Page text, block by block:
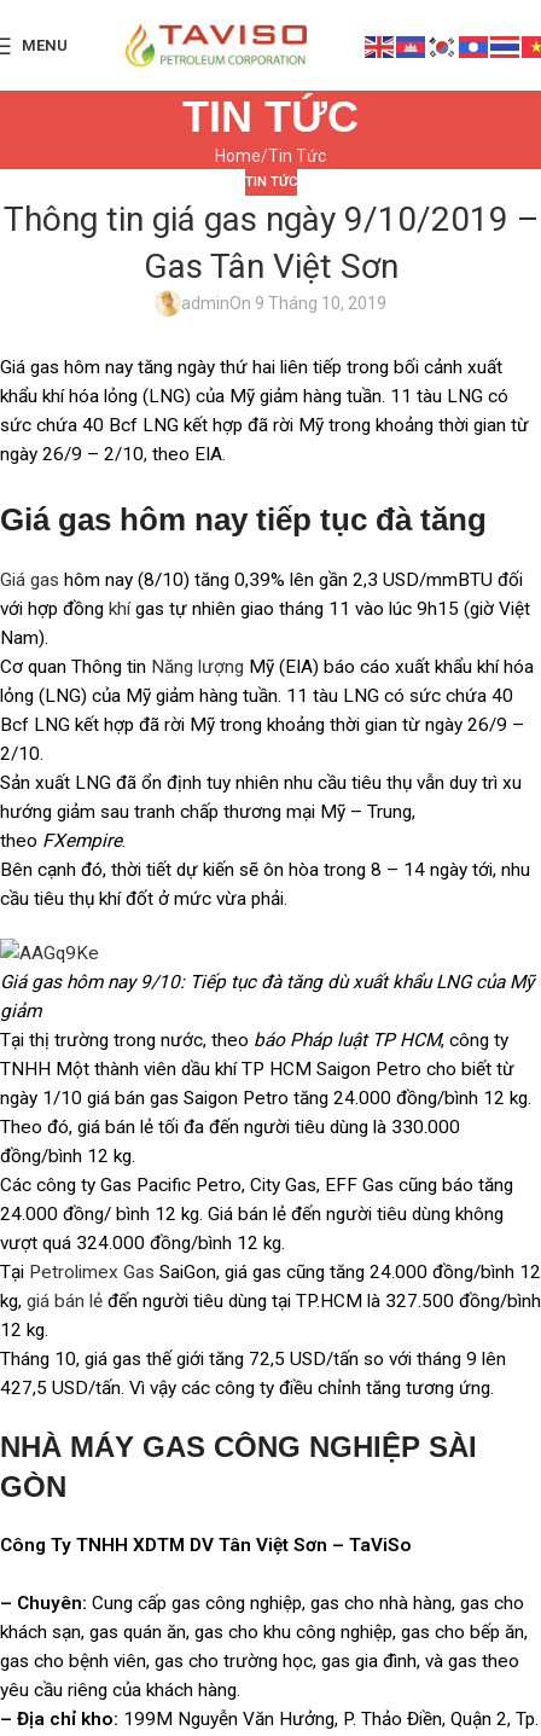
MENU
TIN TỨC
Home Tin Tức
TIN TỨC
Thông tin giá gas ngày 9/10/2019 –
Gas Tân Việt Sơn
adminOn 9 Tháng 10, 2019
Giá gas hôm nay tăng ngày thứ hai liên tiếp trong bối cảnh xuất
khẩu khí hóa lỏng (LNG) của Mỹ giảm hàng tuần. 11 tàu LNG có
sức chứa 40 Bcf LNG kết hợp đã rời Mỹ trong khoảng thời gian từ
ngày 26/9 – 2/10, theo EIA.
Giá gas hôm nay tiếp tục đà tăng
Giá gas hôm nay (8/10) tăng 0,39% lên gần 2,3 USD/mmBTU đối
với hợp đồng khígas tự nhiên giao tháng 11 vào lúc 9h15 (giờ Việt
Nam).
Cơ quan Thông tin Năng lượng Mỹ (EIA) báo cáo xuất khẩu khí hóa
lỏng (LNG) của Mỹ giảm hàng tuần. 11 tàu LNG có sức chứa 40
Bcf LNG kết hợp đã rời Mỹ trong khoảng thời gian từ ngày 26/9 –
2/10.
Sản xuất LNG đã ổn định tuy nhiên nhu cầu tiêu thụ vẫn duy trì xu
hướng giảm sau tranh chấp thương mại Mỹ – Trung,
theo FXempire.
Bên cạnh đó, thời tiết dự kiến sẽ ôn hòa trong 8 – 14 ngày tới, nhu
cầu tiêu thụ khí đốt ở mức vừa phải.
Giá gas hôm nay 9/10: Tiếp tục đà tăng dù xuất khẩu LNG của Mỹ
giảm
Tại thị trường trong nước, theo báo Pháp luật TP HCM, công ty
TNHH Một thành viên dầu khí TP HCM Saigon Petro cho biết từ
ngày 1/10 giá bán gas Saigon Petro tăng 24.000 đồng/bình 12 kg.
Theo đó, giá bán lẻ tối đa đến người tiêu dùng là 330.000
đồng/bình 12 kg.
Các công ty Gas Pacific Petro, City Gas, EFF Gas cũng báo tăng
24.000 đồng/ bình 12 kg. Giá bán lẻ đến người tiêu dùng không
vượt quá 324.000 đồng/bình 12 kg.
Tại Petrolimex Gas SaiGon, giá gas cũng tăng 24.000 đồng/bình 12
kg, giá bán lẻ đến người tiêu dùng tại TP.HCM là 327.500 đồng/bình
12 kg.
Tháng 10, giá gas thế giới tăng 72,5 USD/tấn so với tháng 9 lên
427,5 USD/tấn. Vì vậy các công ty điều chỉnh tăng tương ứng.
NHÀ MÁY GAS CÔNG NGHIỆP SÀI
GÒN
Công Ty TNHH XDTM DV Tân Việt Sơn – TaViSo
– Chuyên: Cung cấp gas công nghiệp, gas cho nhà hàng, gas cho
khách sạn, gas quán ăn, gas cho khu công nghiệp, gas cho bếp ăn,
gas cho bệnh viên, gas cho trường học, gas gia đình, và gas theo
yêu cầu riêng của khách hàng.
– Địa chỉ kho: 199M Nguyễn Văn Hưởng, P. Thảo Điền, Quận 2, Tp.